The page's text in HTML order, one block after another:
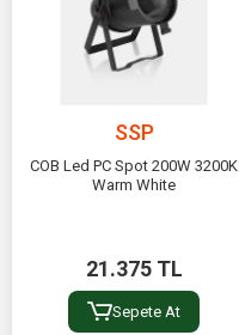
SSP
COB Led PC Spot 200W 3200K
Warm White
21.375 TL
Sepete At